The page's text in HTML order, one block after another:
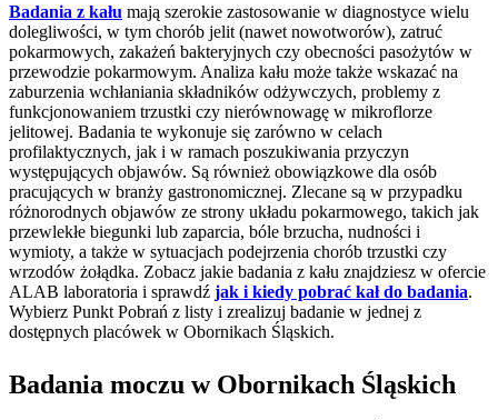
Badania z kału mają szerokie zastosowanie w diagnostyce wielu
dolegliwości, w tym chorób jelit (nawet nowotworów), zatruć
pokarmowych, zakażeń bakteryjnych czy obecności pasożytów w
przewodzie pokarmowym. Analiza kału może także wskazać na
zaburzenia wchłaniania składników odżywczych, problemy z
funkcjonowaniem trzustki czy nierównowagę w mikroflorze
jelitowej. Badania te wykonuje się zarówno w celach
profilaktycznych, jak i w ramach poszukiwania przyczyn
występujących objawów. Są również obowiązkowe dla osób
pracujących w branży gastronomicznej. Zlecane są w przypadku
różnorodnych objawów ze strony układu pokarmowego, takich jak
przewlekłe biegunki lub zaparcia, bóle brzucha, nudności i
wymioty, a także w sytuacjach podejrzenia chorób trzustki czy
wrzodów żołądka. Zobacz jakie badania z kału znajdziesz w ofercie
ALAB laboratoria i sprawdź jak i kiedy pobrać kał do badania.
Wybierz Punkt Pobrań z listy i zrealizuj badanie w jednej z
dostępnych placówek w Obornikach Śląskich.
Badania moczu w Obornikach Śląskich